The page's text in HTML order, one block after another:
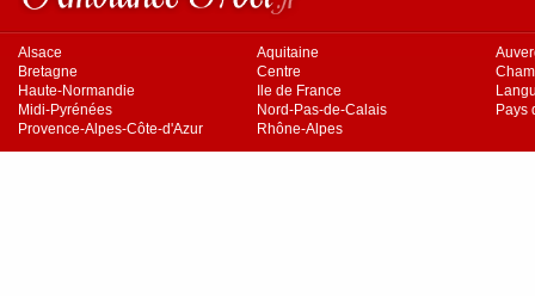
Alsace Aquitaine
Bretagne
Centre
Haute-Normandie
Ile de France
Midi-Pyrénées
Nord-Pas-de-Calais
Pays
Provence-Alpes-Côte-d'Azur
Rhône-Alpes